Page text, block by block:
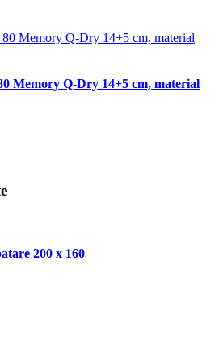
Memory Q-Dry 14+5 cm, material
200 x 160